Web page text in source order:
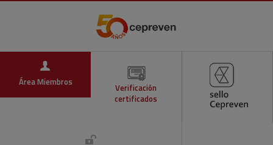
Área Miembros
Verificación
certificados